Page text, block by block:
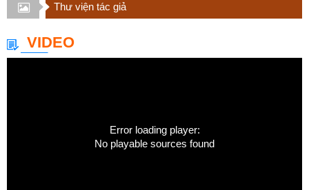
Thư viện tác giả
VIDEO
Error loading player:
No playable sources found